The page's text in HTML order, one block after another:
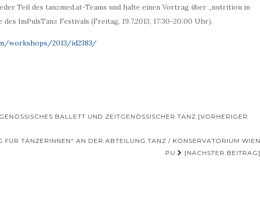
Teil des tanzmed.at-Teams und halte einen Vortrag über „nutrition in
ImPulsTanz Festivals (Freitag, 19.7.2013, 17:30-20:00 Uhr).
workshops/2013/id2383/
BALLETT UND ZEITGENÖSSISCHER TANZ [VORHERIGER
FÜR TÄNZERINNEN“ AN DER ABTEILUNG TANZ / KONSERVATORIUM WIEN
PU
[NÄCHSTER BEITRAG]